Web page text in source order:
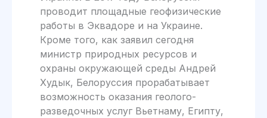
проводит площадные геофизические
работы в Эквадоре и на Украине.
Кроме того, как заявил сегодня
министр природных ресурсов и
охраны окружающей среды Андрей
Худык, Белоруссия прорабатывает
возможность оказания геолого-
разведочных услуг Вьетнаму, Египту,